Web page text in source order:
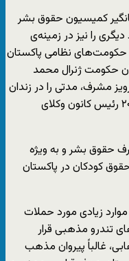
کمیسیون حقوق بشر
را نیز در زمینه‌ی
حکومت‌های نظامی پاکستان
حکومت ژنرال محمد
مشرف، مدتی را در زندان
یا حصر خانگی به سر برد. جهانگیر سال ۲۰۱۰ رئیس کانون وکلای
حقوق بشر و به ویژه
کودکان در پاکستان
زیادی مورد حملات
تندرو مذهبی قرار
غالباً پیروان مذهب